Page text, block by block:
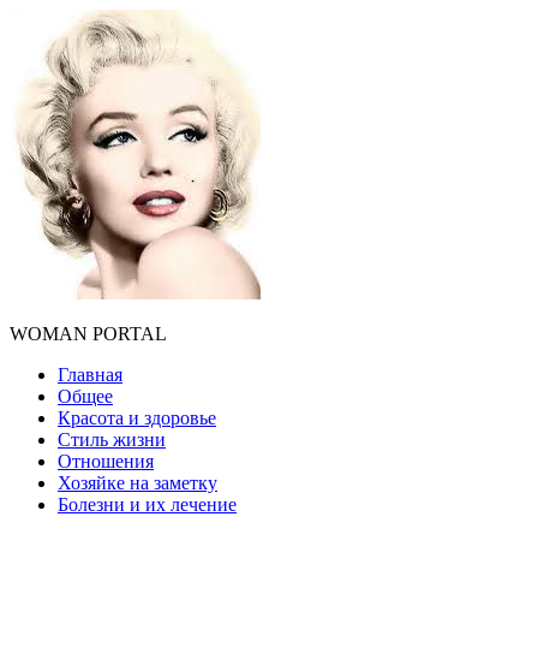
WOMAN PORTAL
Главная
Общее
Красота и здоровье
Стиль жизни
Отношения
Хозяйке на заметку
Болезни и их лечение